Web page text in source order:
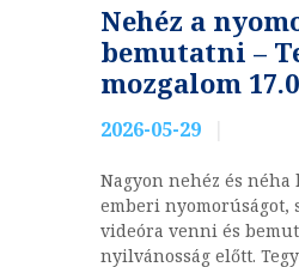
Nehéz a
bemutatni –
mozgalom 17.0
2026-05-29
Nagyon nehéz és néha
emberi nyomorúságot,
videóra venni és
nyilvánosság előtt.